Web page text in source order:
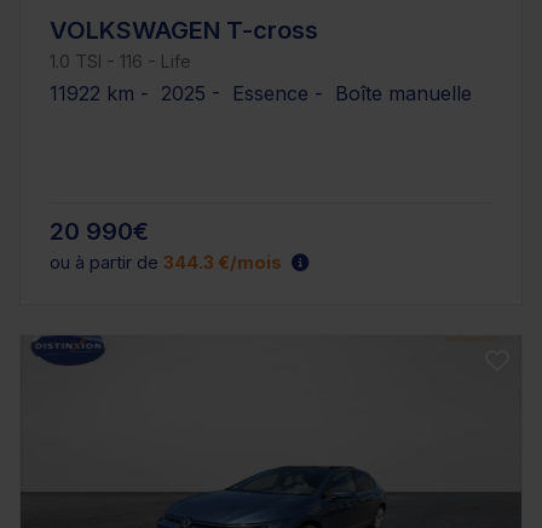
VOLKSWAGEN T-cross
1.0 TSI - 116 - Life
11922 km - 2025 - Essence - Boîte manuelle
20 990€
ou à partir de 344.3 €/mois